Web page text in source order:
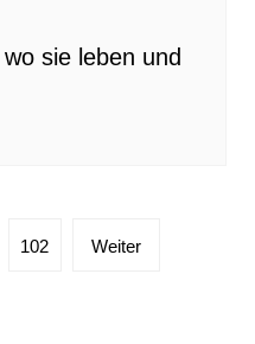
sie leben und
102 Weiter